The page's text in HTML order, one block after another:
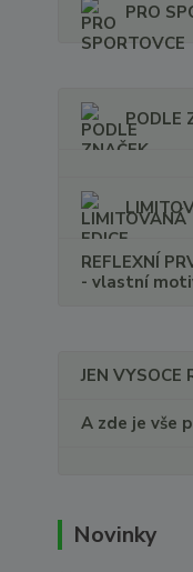
PRO
PODLE
REFLEXNÍ
- vlastní
JEN VYSOCE
A zde je vše
Novinky